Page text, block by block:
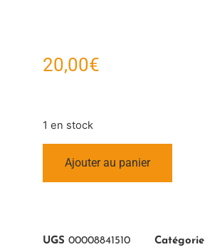
20,00€
1 en stock
Ajouter au panier
UGS 00008841510 Catégorie